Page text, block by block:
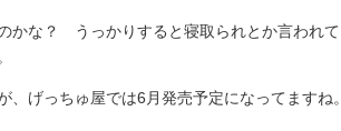
かな？ うっかりすると寝取られとか言われて
げっちゅ屋では6月発売予定になってますね。